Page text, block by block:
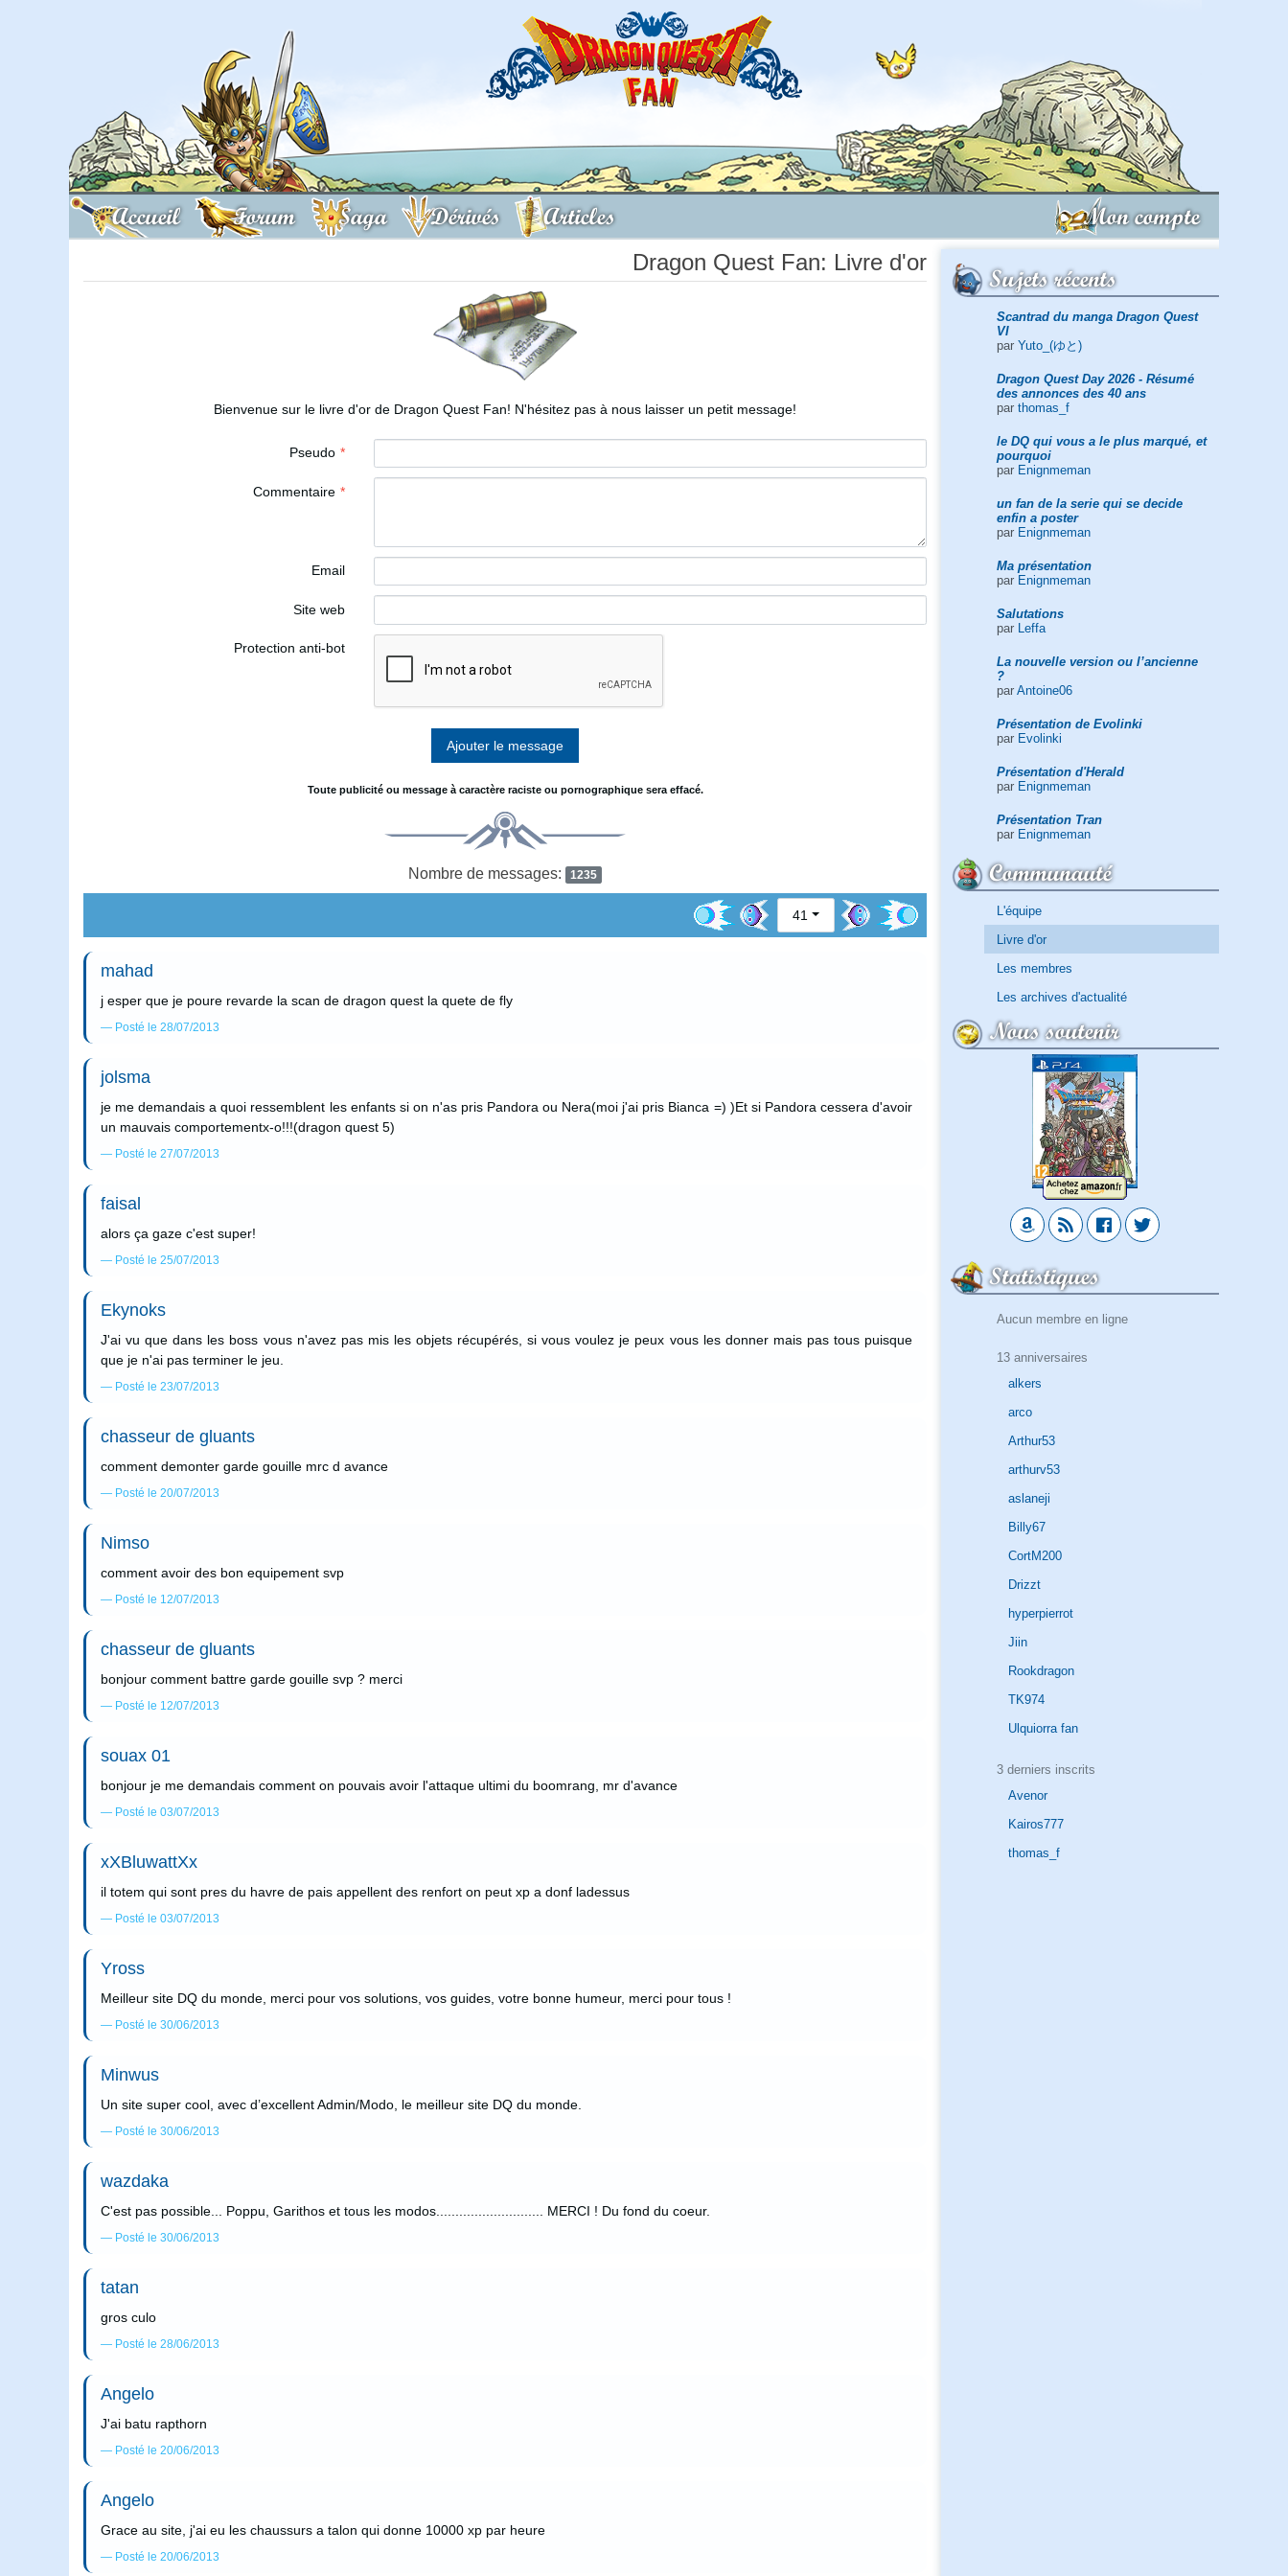
Accueil Forum Saga Dérivés Articles Mon compte
Sujets récents
Scantrad du manga Dragon Quest
VI
par Yuto_(ゆと)
Dragon Quest Day 2026 - Résumé
des annonces des 40 ans
par thomas_f
le DQ qui vous a le plus marqué, et
pourquoi
par Enignmeman
un fan de la serie qui se decide
enfin a poster
par Enignmeman
Ma présentation
par Enignmeman
Salutations
par
Leffa
La nouvelle version ou l’ancienne
?
par Antoine06
Présentation de Evolinki
par Evolinki
Présentation d'Herald
par Enignmeman
Présentation Tran
par Enignmeman
Communauté
L'équipe
Livre d'or
Les membres
Les archives d'actualité
Nous soutenir
Statistiques
Aucun membre en ligne
13 anniversaires
alkers
arco
Arthur53
arthurv53
aslaneji
Billy67
CortM200
Drizzt
hyperpierrot
Jiin
Rookdragon
TK974
Ulquiorra fan
3 derniers inscrits
Avenor
Kairos777
thomas_f
Dragon Quest Fan: Livre d'or
Bienvenue sur le livre d'or de Dragon Quest Fan! N'hésitez pas à nous laisser un petit message!
Pseudo
Commentaire
Email
Site web
Protection anti-bot
Toute publicité ou message à caractère raciste ou pornographique sera effacé.
Nombre de messages: 1235
41
mahad
j esper que je poure revarde la scan de dragon quest la quete de fly
Posté le 28/07/2013
jolsma
je me demandais a quoi ressemblent les enfants si on n'as pris Pandora ou Nera(moi j'ai pris Bianca =) )Et si Pandora cessera d'avoir
un mauvais comportementx-o!!!(dragon quest 5)
Posté le 27/07/2013
faisal
alors ça gaze c'est super!
Posté le 25/07/2013
Ekynoks
J'ai vu que dans les boss vous n'avez pas mis les objets récupérés, si vous voulez je peux vous les donner mais pas tous puisque
que je n'ai pas terminer le jeu.
Posté le 23/07/2013
chasseur de gluants
comment demonter garde gouille mrc d avance
Posté le 20/07/2013
Nimso
comment avoir des bon equipement svp
Posté le 12/07/2013
chasseur de gluants
bonjour comment battre garde gouille svp ? merci
Posté le 12/07/2013
souax 01
bonjour je me demandais comment on pouvais avoir l'attaque ultimi du boomrang, mr d'avance
Posté le 03/07/2013
xXBluwattXx
il totem qui sont pres du havre de pais appellent des renfort on peut xp a donf ladessus
Posté le 03/07/2013
Yross
Meilleur site DQ du monde, merci pour vos solutions, vos guides, votre bonne humeur, merci pour tous !
Posté le 30/06/2013
Minwus
Un site super cool, avec d’excellent Admin/Modo, le meilleur site DQ du monde.
Posté le 30/06/2013
wazdaka
C'est pas possible... Poppu, Garithos et tous les modos............................ MERCI ! Du fond du coeur.
Posté le 30/06/2013
tatan
gros culo
Posté le 28/06/2013
Angelo
J'ai batu rapthorn
Posté le 20/06/2013
Angelo
Grace au site, j'ai eu les chaussurs a talon qui donne 10000 xp par heure
Posté le 20/06/2013